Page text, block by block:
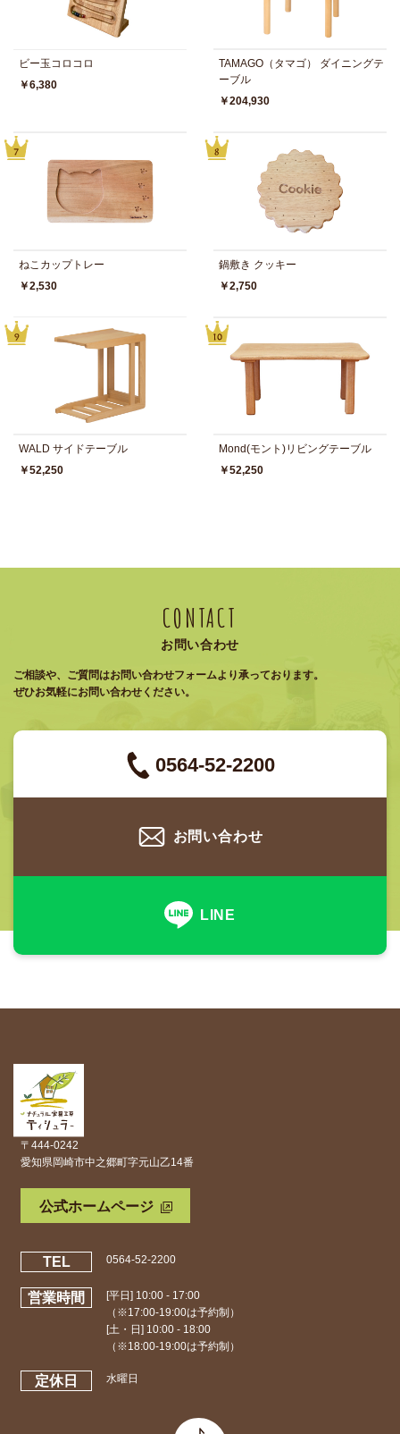
ビー玉コロコロ
￥6,380
TAMAGO（タマゴ） ダイニングテ
ーブル
￥204,930
ねこカップトレー
￥2,530
鍋敷き クッキー
￥2,750
WALD サイドテーブル
￥52,250
Mond(モント)リビングテーブル
￥52,250
CONTACT
お問い合わせ
ご相談や、ご質問はお問い合わせフォームより承っております。
ぜひお気軽にお問い合わせください。
0564-52-2200
お問い合わせ
LINE
〒444-0242
愛知県岡崎市中之郷町字元山乙14番
公式ホームページ
TEL 0564-52-2200
営業時間
[平日] 10:00 - 17:00
（※17:00-19:00は予約制）
[土・日] 10:00 - 18:00
（※18:00-19:00は予約制）
定休日 水曜日